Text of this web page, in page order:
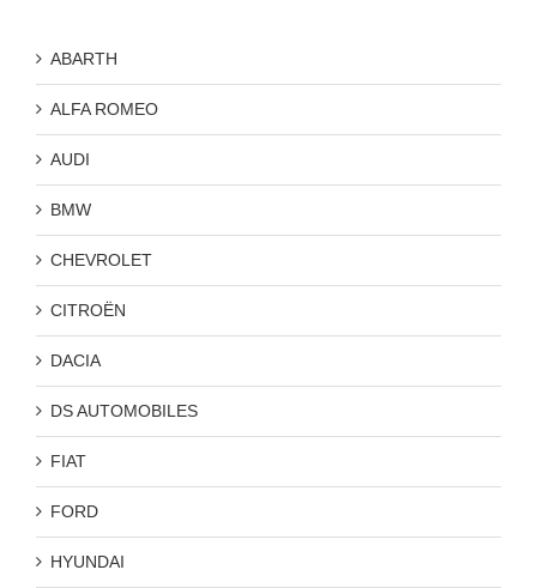
ABARTH
ALFA ROMEO
AUDI
BMW
CHEVROLET
CITROËN
DACIA
DS AUTOMOBILES
FIAT
FORD
HYUNDAI